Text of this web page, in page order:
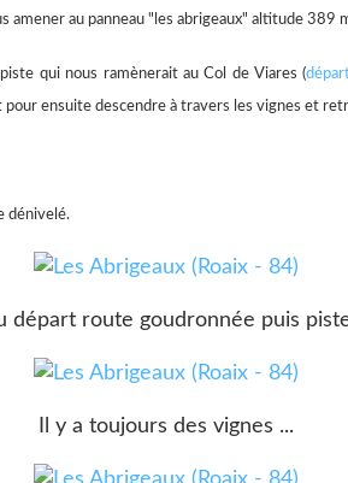
amener au panneau "les abrigeaux" altitude 389
qui nous ramènerait au Col de Viares (
ensuite descendre à travers les vignes et
dénivelé.
départ route goudronnée puis
Il y a toujours des vignes ...